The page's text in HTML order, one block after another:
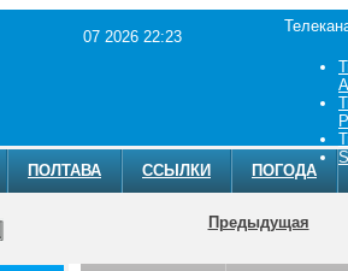
07 2026 22:23
ПОЛТАВА ССЫЛКИ ПОГОДА
Предыдущая